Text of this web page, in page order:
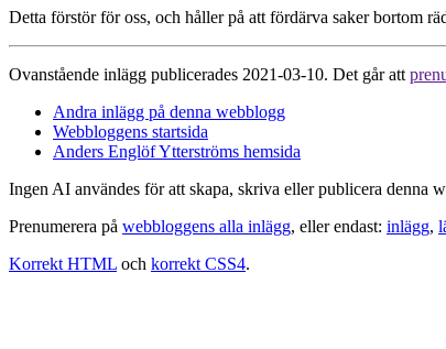
Detta förstör för oss, och håller på att fördärva saker bortom
Ovanstående inlägg publicerades 2021-03-10. Det går att
Andra inlägg på denna webblogg
Webbloggens startsida
Anders Englöf Ytterströms hemsida
Ingen AI användes för att skapa, skriva eller publicera denna
Prenumerera på webbloggens alla inlägg, eller endast: inlägg,
Korrekt HTML och korrekt CSS4.